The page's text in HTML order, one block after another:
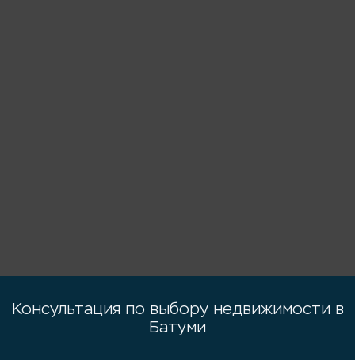
Консультация по выбору недвижимости в
Батуми